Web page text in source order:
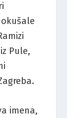
okušale
Pule,
imena,